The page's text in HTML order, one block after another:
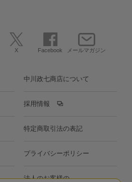
X Facebook メールマガジン
中川政七商店について
採用情報
特定商取引法の表記
プライバシーポリシー
法人のお客様の